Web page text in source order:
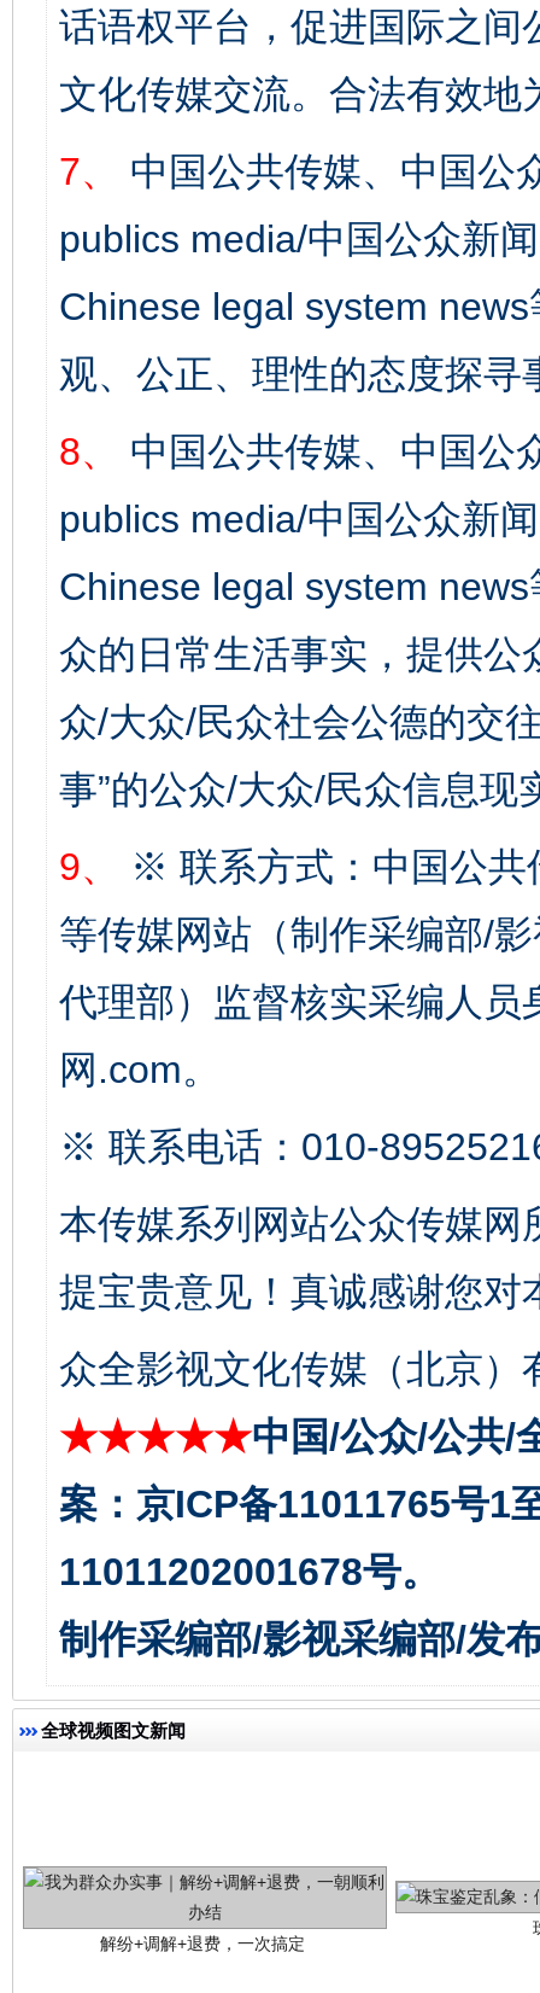
话语权平台，促进国际之
文化传媒交流。合法有效地
7、
中国公共传媒、中国公
publics media/中国公众新
Chinese legal system
观、公正、理性的态度探寻
8、
中国公共传媒、中国公
publics media/中国公众新
Chinese legal system
众的日常生活事实，提供
众/大众/民众社会公德的交
事”的公众/大众/民众信息现
9、
※ 联系方式：中国公共
等传媒网站（制作采编部/
代理部）监督核实采编人员
网.com。
※ 联系电话：010-
本传媒系列网站公众传媒
提宝贵意见！真诚感谢您
众全影视文化传媒（北京）
★★★★★中国/公众/公共/
案：京ICP备11011765号1
11011202001678号。
制作采编部/影视采编部/发
全球视频图文新闻
这是一记警钟！ 谢
在谋一域中谋全局
习近平的博鳌关键词
“刷贴”乱象丛生
揭批美国五大"原罪" "炒